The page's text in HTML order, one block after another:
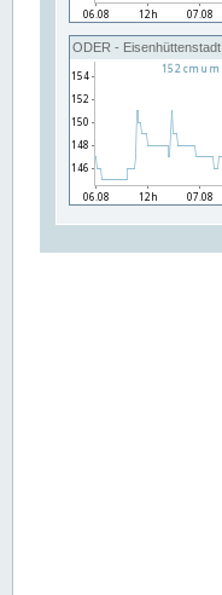
ODER - Eisenhüttenstadt